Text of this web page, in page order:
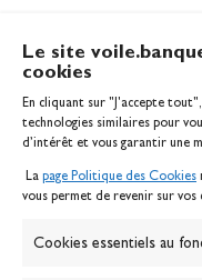
Le site
cookies
En cliquant sur "J'accepte
technologies similaires pour
d’intérêt et vous garantir une
La page Politique des Cookies
vous permet de revenir sur
Cookies essentiels au
Inscription
Contact
Politique
Banque de